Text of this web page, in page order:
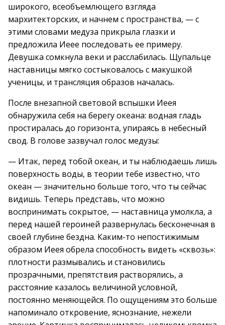
широкого, всеобъемлющего взгляда
мархитекторских, и начнем с пространства, — с
этими словами медуза прикрыла глазки и
предложила Иеее последовать ее примеру.
Девушка сомкнула веки и расслабилась. Щупальце
наставницы мягко состыковалось с макушкой
ученицы, и трансляция образов началась.
После внезапной световой вспышки Иеея
обнаружила себя на берегу океана: водная гладь
простиралась до горизонта, упираясь в небесный
свод. В голове зазвучал голос медузы:
— Итак, перед тобой океан, и ты наблюдаешь лишь
поверхность воды, в теории тебе известно, что
океан — значительно больше того, что ты сейчас
видишь. Теперь представь, что можно
воспринимать сокрытое, — наставница умолкла, а
перед нашей героиней развернулась бесконечная в
своей глубине бездна. Каким-то непостижимым
образом Иеея обрела способность видеть «сквозь»:
плотности размывались и становились
прозрачными, препятствия растворялись, а
расстояние казалось величиной условной,
постоянно меняющейся. По ощущениям это больше
напоминало откровение, яснознание, нежели